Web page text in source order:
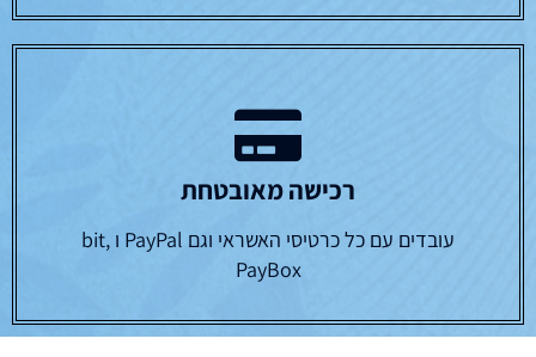
רכישה מאובטחת
עובדים עם כל כרטיסי האשראי וגם PayPal ו bit,
PayBox